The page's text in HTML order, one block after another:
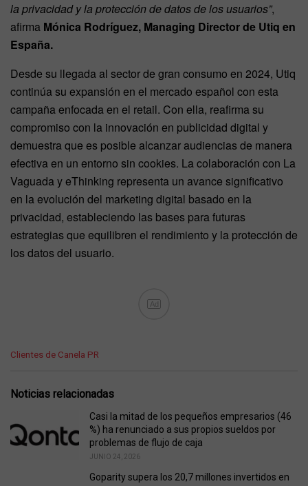
la privacidad y la protección de datos de los usuarios”,
afirma Mónica Rodríguez, Managing Director de Utiq en
España.
Desde su llegada al sector de gran consumo en 2024, Utiq
continúa su expansión en el mercado español con esta
campaña enfocada en el retail. Con ella, reafirma su
compromiso con la innovación en publicidad digital y
demuestra que es posible alcanzar audiencias de manera
efectiva en un entorno sin cookies. La colaboración con La
Vaguada y eThinking representa un avance significativo
en la evolución del marketing digital basado en la
privacidad, estableciendo las bases para futuras
estrategias que equilibren el rendimiento y la protección de
los datos del usuario.
Ad
C
e
r
i
Clientes de Canela PR
Noticias relacionadas
Casi la mitad de los pequeños empresarios (46
%) ha renunciado a sus propios sueldos por
problemas de flujo de caja
JUNIO 24, 2026
Goparity supera los 20,7 millones invertidos en